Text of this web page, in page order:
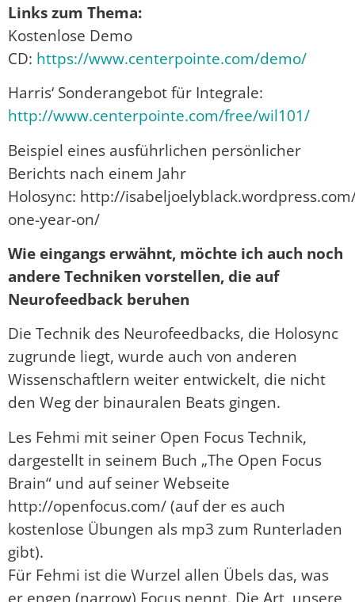
Links zum Thema:
Kostenlose Demo
CD: https://www.centerpointe.com/demo/
Harris‘ Sonderangebot für Integrale:
http://www.centerpointe.com/free/wil101/
Beispiel eines ausführlichen persönlicher
Berichts nach einem Jahr
Holosync: http://
one-year-on/
Wie eingangs erwähnt, möchte ich auch noch
andere Techniken vorstellen, die auf
Neurofeedback beruhen
Die Technik des Neurofeedbacks, die Holosync
zugrunde liegt, wurde auch von anderen
Wissenschaftlern weiter entwickelt, die nicht
den Weg der binauralen Beats gingen.
Les Fehmi mit seiner Open Focus Technik,
dargestellt in seinem Buch „The Open Focus
Brain“ und auf seiner Webseite
http://openfocus.com/ (auf der es auch
kostenlose Übungen als mp3 zum Runterladen
gibt).
Für Fehmi ist die Wurzel allen Übels das, was
er engen (narrow) Focus nennt. Die Art, unsere